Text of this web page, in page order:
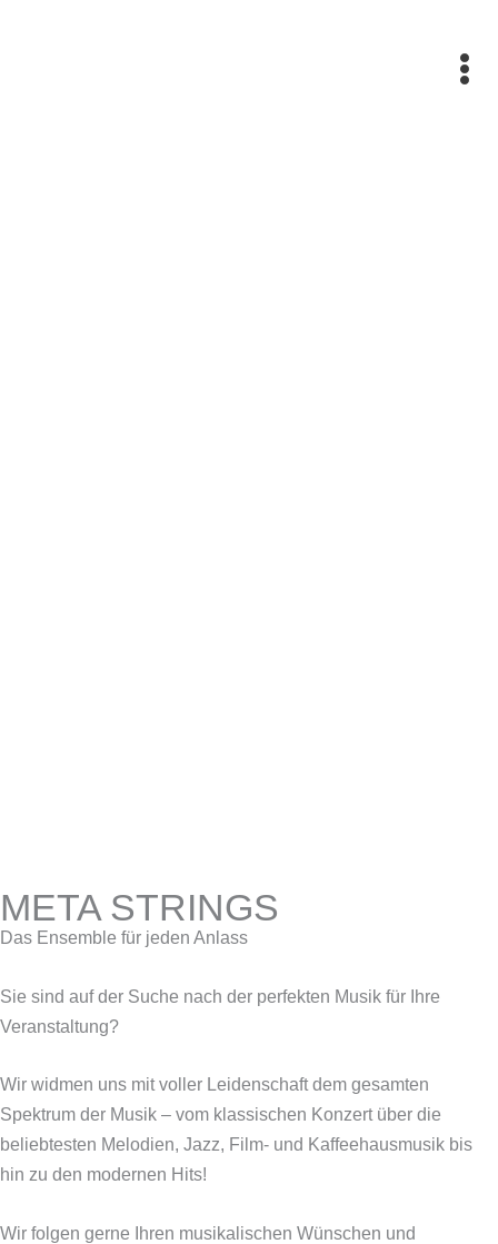
META STRINGS
Das Ensemble für jeden Anlass
Sie sind auf der Suche nach der perfekten Musik für Ihre
Veranstaltung?
Wir widmen uns mit voller Leidenschaft dem gesamten
Spektrum der Musik – vom klassischen Konzert über die
beliebtesten Melodien, Jazz, Film- und Kaffeehausmusik bis
hin zu den modernen Hits!
Wir folgen gerne Ihren musikalischen Wünschen und